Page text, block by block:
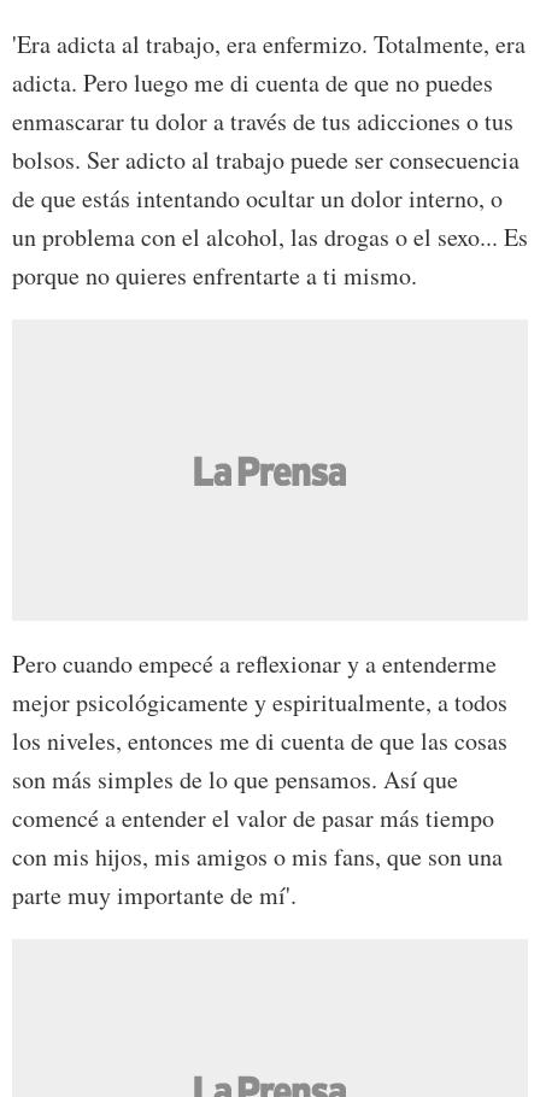
'Era adicta al trabajo, era enfermizo. Totalmente, era
adicta. Pero luego me di cuenta de que no puedes
enmascarar tu dolor a través de tus adicciones o tus
bolsos. Ser adicto al trabajo puede ser consecuencia
de que estás intentando ocultar un dolor interno, o
un problema con el alcohol, las drogas o el sexo... Es
porque no quieres enfrentarte a ti mismo.
Pero cuando empecé a reflexionar y a entenderme
mejor psicológicamente y espiritualmente, a todos
los niveles, entonces me di cuenta de que las cosas
son más simples de lo que pensamos. Así que
comencé a entender el valor de pasar más tiempo
con mis hijos, mis amigos o mis fans, que son una
parte muy importante de mí'.